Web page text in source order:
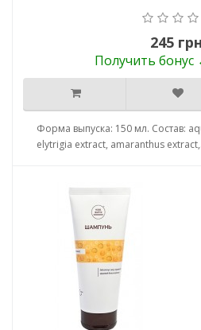
245
Получить бонус
Форма выпуска: 150 мл. Состав:
elytrigia extract, amaranthus